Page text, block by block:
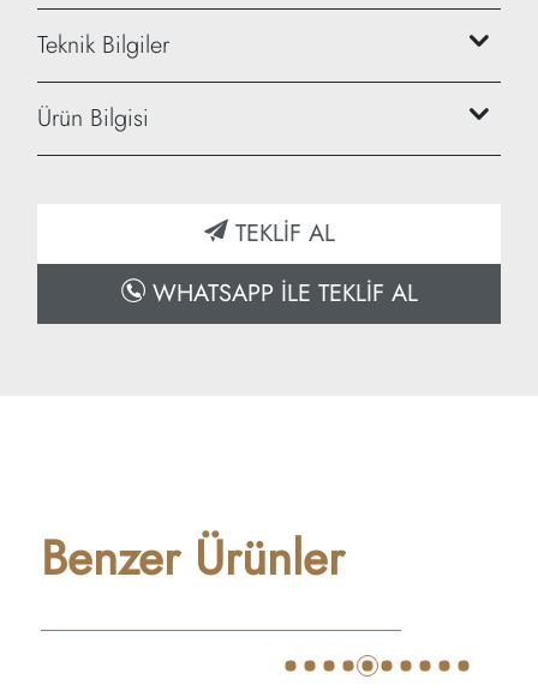
Teknik Bilgiler
Genişlik: 70 cm
Yükseklik: 90 cm
Ürün Bilgisi
TEKLİF AL
WHATSAPP İLE TEKLİF AL
Benzer Ürünler